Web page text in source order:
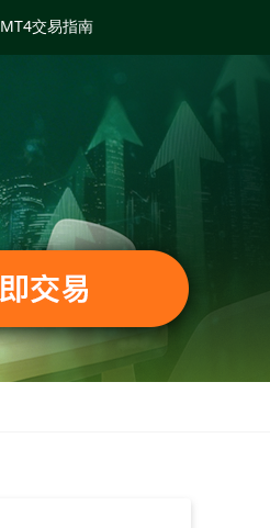
MT4交易指南